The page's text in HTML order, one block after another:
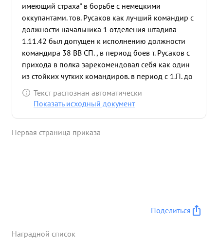
имеющий страха" в борьбе с немецкими
оккупантами. тов. Русаков как лучший командир с
должности начальника 1 отделения штадива
1.11.42 был допущен к исполнению должности
командира 38 ВВ СП. , в период боев т. Русаков с
прихода в полка зарекомендовал себя как один
из стойких чутких командиров. в период с 1.П. до
10.11.42 противник вовседневно с выс. 228.0 при
принимал контатаки с превосходящими силами.
противника и его технику. в период
что выс. 228.0 ввиду ее сильного укрепления взять
Текст распознан автоматически
Показать исходный документ
Первая страница приказа
Поделиться
Наградной список